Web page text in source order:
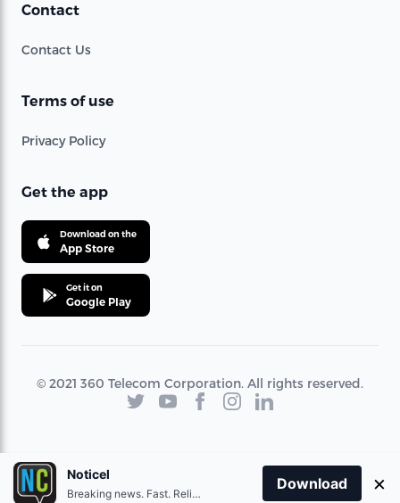
Contact
Contact Us
Terms of use
Privacy Policy
Get the app
Download on the
App Store
Get it on
Google Play
© 2021 360 Telecom Corporation. All rights reserved.
Noticel
Breaking news. Fast. Reliable.
Download ×